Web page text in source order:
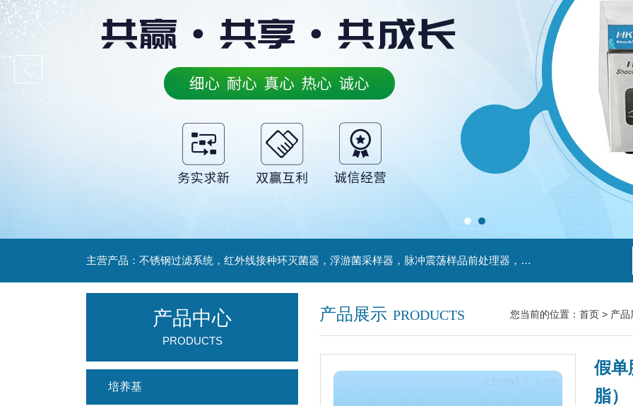
主营产品：不锈钢过滤系统，红外线接种环灭菌器，浮游菌采样器，脉冲震荡样品前处理器，数字化智能电热鼓风干燥箱，数字化智能电热恒温培养箱，实验室设备及环境温湿度监测系统，洁净工作台等实验设仪器设备。
产品展示 PRODUCTS 您当前的位置： 首页 > 产品
假单
脂）
产品中心
PRODUCTS
培养基